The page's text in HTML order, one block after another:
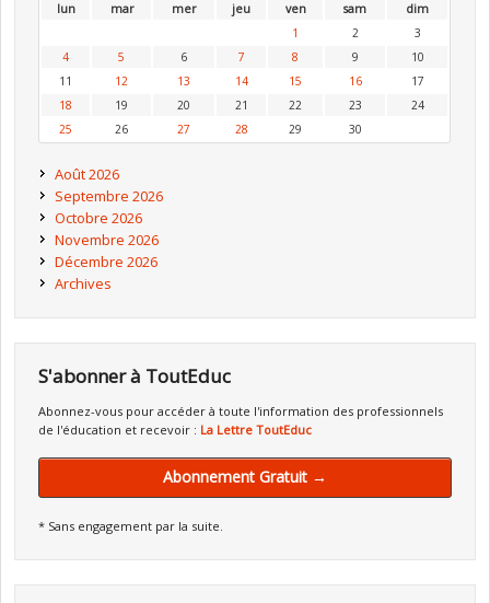
lun
mar mer jeu ven sam
dim
1
2
3
4
5 6 7 8 9
10
11
12 13 14 15 16
17
18
19 20 21 22 23
24
25
26 27 28 29 30
Août 2026
Septembre 2026
Octobre 2026
Novembre 2026
Décembre 2026
Archives
S'abonner à ToutEduc
Abonnez-vous pour accéder à toute l'information des professionnels
de l'éducation et recevoir : La Lettre ToutEduc
Abonnement Gratuit →
* Sans engagement par la suite.